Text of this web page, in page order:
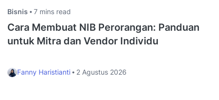
Bisnis 7 mins read
Cara Membuat NIB Perorangan: Panduan
untuk Mitra dan Vendor Individu
Fanny Haristianti 2 Agustus 2026